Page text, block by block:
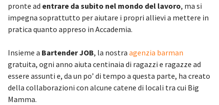
pronte ad entrare da subito nel mondo del lavoro, ma si
impegna soprattutto per aiutare i propri allievi a mettere in
pratica quanto appreso in Accademia.
Insieme a Bartender JOB, la nostra agenzia barman
gratuita, ogni anno aiuta centinaia di ragazzi e ragazze ad
essere assunti e, da un po’ di tempo a questa parte, ha creato
della collaborazioni con alcune catene di locali tra cui Big
Mamma.